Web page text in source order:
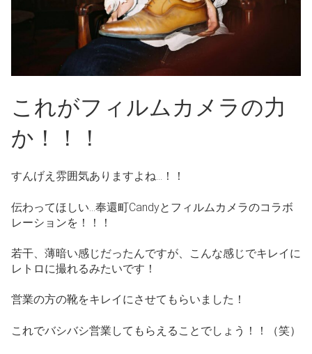
これがフィルムカメラの力
か！！！
すんげえ雰囲気ありますよね…！！
伝わってほしい…奉還町Candyとフィルムカメラのコラボ
レーションを！！！
若干、薄暗い感じだったんですが、こんな感じでキレイに
レトロに撮れるみたいです！
営業の方の靴をキレイにさせてもらいました！
これでバシバシ営業してもらえることでしょう！！（笑）